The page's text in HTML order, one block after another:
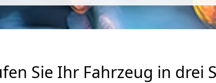
Sie Ihr Fahrzeug in drei